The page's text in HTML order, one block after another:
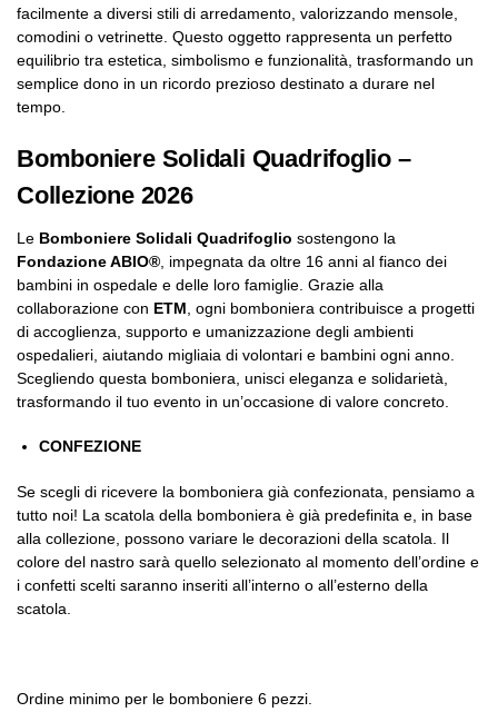
facilmente a diversi stili di arredamento, valorizzando mensole,
comodini o vetrinette. Questo oggetto rappresenta un perfetto
equilibrio tra estetica, simbolismo e funzionalità, trasformando un
semplice dono in un ricordo prezioso destinato a durare nel
tempo.
Bomboniere Solidali Quadrifoglio –
Collezione 2026
Le Bomboniere Solidali Quadrifoglio sostengono la
Fondazione ABIO® , impegnata da oltre 16 anni al fianco dei
bambini in ospedale e delle loro famiglie. Grazie alla
collaborazione con ETM , ogni bomboniera contribuisce a progetti
di accoglienza, supporto e umanizzazione degli ambienti
ospedalieri, aiutando migliaia di volontari e bambini ogni anno.
Scegliendo questa bomboniera, unisci eleganza e solidarietà,
trasformando il tuo evento in un’occasione di valore concreto.
CONFEZIONE
Se scegli di ricevere la bomboniera già confezionata, pensiamo a
tutto noi! La scatola della bomboniera è già predefinita e, in base
alla collezione, possono variare le decorazioni della scatola. Il
colore del nastro sarà quello selezionato al momento dell’ordine e
i confetti scelti saranno inseriti all’interno o all’esterno della
scatola.
Ordine minimo per le bomboniere 6 pezzi.